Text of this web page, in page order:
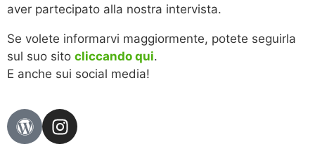
aver partecipato alla nostra intervista.
Se volete informarvi maggiormente, potete seguirla
sul suo sito cliccando qui.
E anche sui social media!